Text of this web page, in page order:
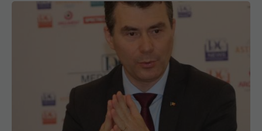
Din 1 septembrie, românii vor avea portofel
digital de sănătate. Ce este "E-Sănătatea Mea" și
ce beneficii aduce pacienților
30 iul 2026, 17:08